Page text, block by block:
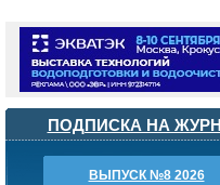
ПОДПИСКА НА
ВЫПУСК №8 2026